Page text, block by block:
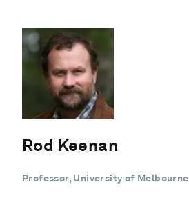
Rod Keenan
Professor, University of Melbourne